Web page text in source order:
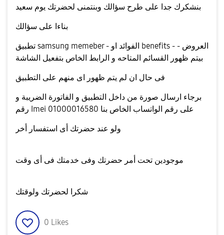
بنشكرك جدا على طرح سؤالك وبنتمنى لحضرتك يوم سعيد
بناءا على سؤالك
تطبيق samsung memeber - الفوائد او benefits - العروض -
بيتم ظهور القسائم المتاحه و الرابط الخاص بتفعيل الشاشة
فى حال ان لم يتم ظهور اى منهم على التطبيق
برجاء ارسال صورة من داخل التطبيق و الفاتورة الضريبة و
رقم Imei على رقم الواتساب الخاص بنا 01000016580
ولو عند حضرتك أى استفسار أخر
موجودين تحت أمر حضرتك وفى خدمتك فى أى وقت
شكرا لحضرتك ولوقتك
0 Likes